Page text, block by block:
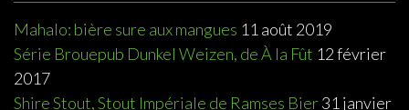
Mahalo: bière sure aux mangues 11 août 2019
Série Brouepub Dunkel Weizen, de À la Fût 12 février
2017
Shire Stout, Stout Impériale de Ramses Bier31 janvier